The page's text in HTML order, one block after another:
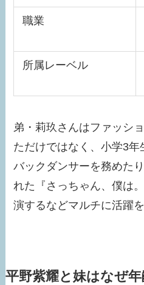
職業
所属レーベル
弟・莉玖さんはファッシ
ただけではなく、小学3
バックダンサーを務めた
れた『さっちゃん、僕は
演するなどマルチに活躍
平野紫耀と妹はなぜ